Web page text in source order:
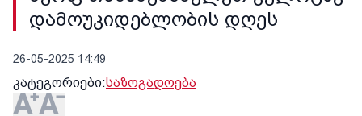
დამოუკიდებლობის დღეს
26-05-2025 14:49
კატეგორიები:საზოგადოება